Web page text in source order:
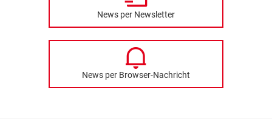
News per Newsletter
News per Browser-Nachricht